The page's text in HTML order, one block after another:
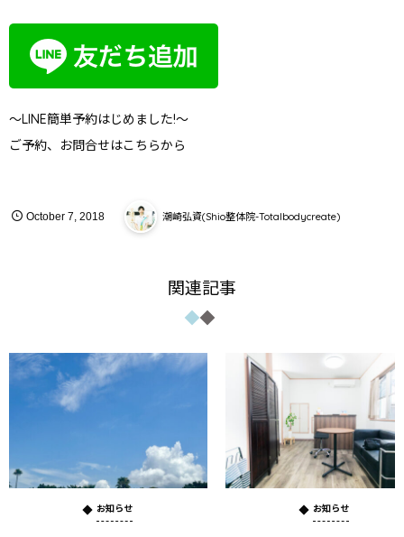
～LINE簡単予約はじめました!～
ご予約、お問合せはこちらから
October 7 ,2018 潮崎弘資(Shio整体院-Totalbodycreate)
関連記事
お知らせ お知らせ